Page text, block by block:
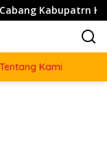
Karawang
Tentang Kami